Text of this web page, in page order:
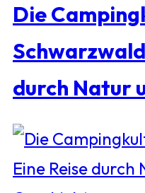
Die
durch Natur